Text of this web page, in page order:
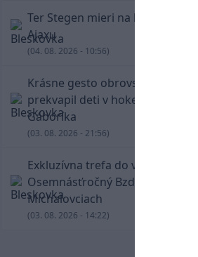
Ter Stegen mieri na hosťovanie
Ajaxu
(04. 08. 2026 - 10:56)
Krásne gesto obrovskej legendy.
prekvapil deti v hokejovej škole
Gáboríka
(03. 08. 2026 - 21:56)
Exkluzívna trefa do vinkla v
Osemnásťročný Bzdyl zariadil
Michalovciach
(03. 08. 2026 - 14:22)